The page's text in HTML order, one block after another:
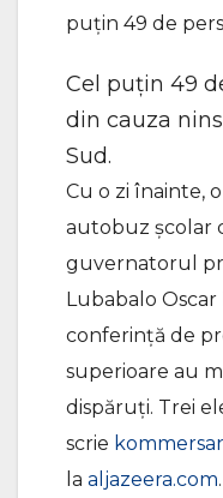
puțin 49 de
Cel puțin 49
din cauza
Sud.
Cu o zi înainte,
autobuz școlar
guvernatorul
Lubabalo
conferință de
superioare au
dispăruți. Trei
scrie
la aljazeera.com.